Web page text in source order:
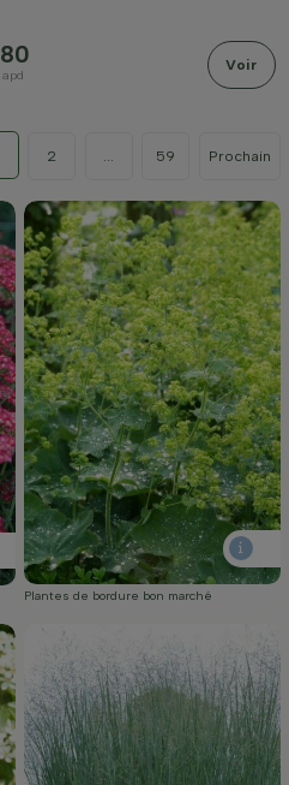
80
apd
Voir
2 59 Prochain
Plantes de bordure bon marché